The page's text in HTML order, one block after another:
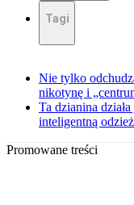
Tagi
Nie tylko
nikotynę i
Ta dzianina
inteligentną odzież
Promowane treści